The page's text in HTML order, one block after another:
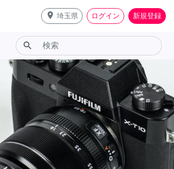
place 埼玉県 ログイン 新規登録
search